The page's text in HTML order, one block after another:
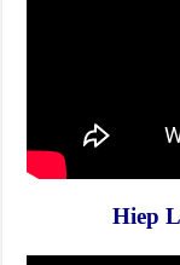
Hiep